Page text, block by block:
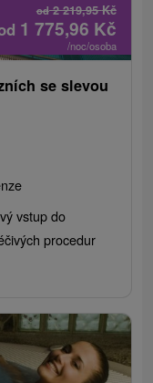
od2 219,95Kč
1 775,96 Kč
/noc/osoba
se slevou
vstup do
procedur